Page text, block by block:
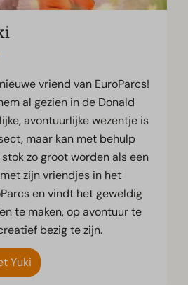
vriend van EuroParcs!
al gezien in de Donald
avontuurlijke wezentje is
maar kan met behulp
zo groot worden als een
zijn vriendjes in het
en vindt het geweldig
te maken, op avontuur te
bezig te zijn.
Yuki